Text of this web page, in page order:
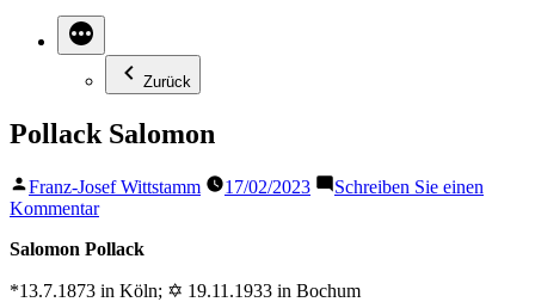
Zurück
Pollack Salomon
Veröffentlicht
von
Franz-Josef Wittstamm 17/02/2023
Schreiben Sie einen
Kommentarzu
Salomon
Salomon Pollack
*13.7.1873 in Köln; ✡ 19.11.1933 in Bochum